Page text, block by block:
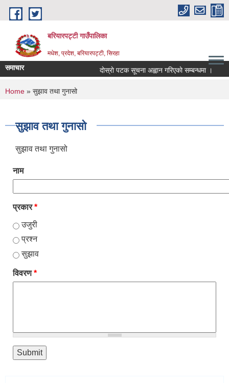
Skip to main content
बरियारपट्टी गाउँपालिका
मधेश, प्रदेश, बरियारपट्टी, सिरहा
समाचार दाेस्राे पटक सूचना अह्वान गरिएकाे सम्बन्धमा ।
You are here
Home » सुझाव तथा गुनासो
सुझाव तथा गुनासो
सुझाव तथा गुनासो
नाम
प्रकार*
उजुरी
प्रश्न
सुझाव
विवरण*